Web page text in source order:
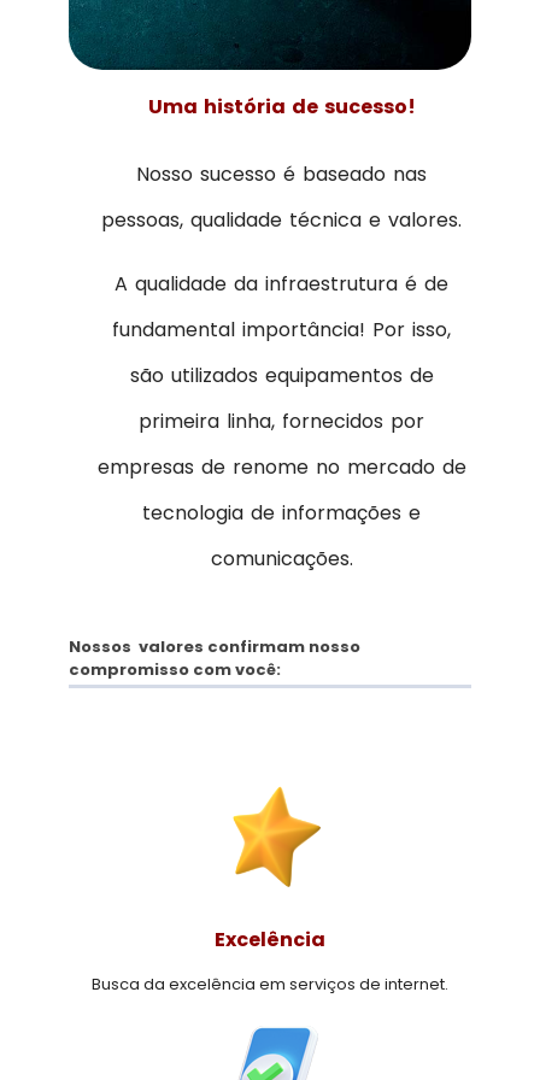
Uma história de sucesso!
Nosso sucesso é baseado nas
pessoas, qualidade técnica e valores.
A qualidade da infraestrutura é de
fundamental importância! Por isso,
são utilizados equipamentos de
primeira linha, fornecidos por
empresas de renome no mercado de
tecnologia de informações e
comunicações.
Nossos valores confirmam nosso
compromisso com você:
Excelência
Busca da excelência em serviços de internet.